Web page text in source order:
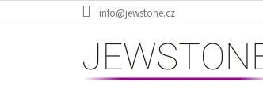
na
info@jewstone.cz